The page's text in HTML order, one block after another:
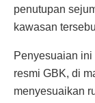
penutupan
kawasan
Penyesuaian
resmi GBK, di
menyesuaikan